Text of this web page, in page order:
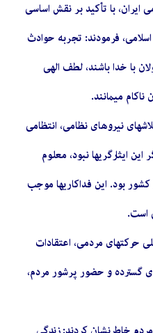
ایران، با تأکید بر نقش اساسی
فرمودند: تجربه حوادث
با خدا باشند، لطف الهی
میمانند.
نیروهای نظامی، انتظامی
ایثارگریها نبود، معلوم
بود. این فداکاریها موجب
است.
حرکتهای مردمی، اعتقادات
گسترده و حضور پرشور مردم،